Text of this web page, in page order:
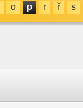
o p r ř s